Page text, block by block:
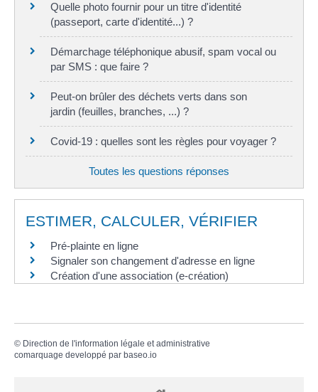
Quelle photo fournir pour un titre d'identité
(passeport, carte d'identité...) ?
Démarchage téléphonique abusif, spam vocal ou
par SMS : que faire ?
Peut-on brûler des déchets verts dans son
jardin (feuilles, branches, ...) ?
Covid-19 : quelles sont les règles pour voyager ?
Toutes les questions réponses
ESTIMER, CALCULER, VÉRIFIER
Pré-plainte en ligne
Signaler son changement d'adresse en ligne
Création d'une association (e-création)
© Direction de l'information légale et administrative
comarquage developpé par baseo.io